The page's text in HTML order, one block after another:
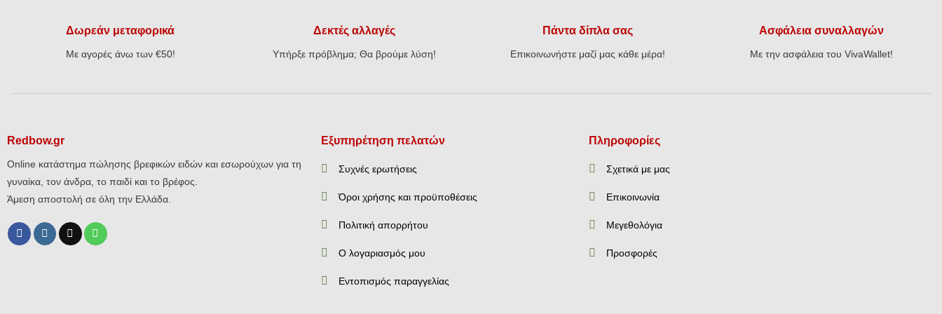
Δωρεάν μεταφορικά
Με αγορές άνω των €50!
Δεκτές αλλαγές
Υπήρξε πρόβλημα; Θα βρούμε λύση!
Πάντα δίπλα σας
Επικοινωνήστε μαζί μας κάθε μέρα!
Ασφάλεια συναλλαγών
Με την ασφάλεια του VivaWallet!
Redbow.gr
Online κατάστημα πώλησης βρεφικών ειδών και εσωρούχων για τη
γυναίκα, τον άνδρα, το παιδί και το βρέφος.
Άμεση αποστολή σε όλη την Ελλάδα.
Εξυπηρέτηση πελατών
Συχνές ερωτήσεις
Όροι χρήσης και προϋποθέσεις
Πολιτική απορρήτου
Ο λογαριασμός μου
Εντοπισμός παραγγελίας
Πληροφορίες
Σχετικά με μας
Επικοινωνία
Mεγεθολόγια
Προσφορές